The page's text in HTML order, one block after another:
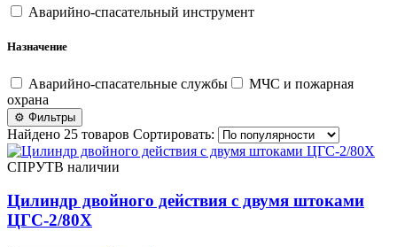
Аварийно-спасательный инструмент
Назначение
Аварийно-спасательные службы
МЧС и пожарная
охрана
⚙ Фильтры
Найдено 25 товаров Сортировать:
СПРУТВ наличии
Цилиндр двойного действия с двумя штоками
ЦГС-2/80Х